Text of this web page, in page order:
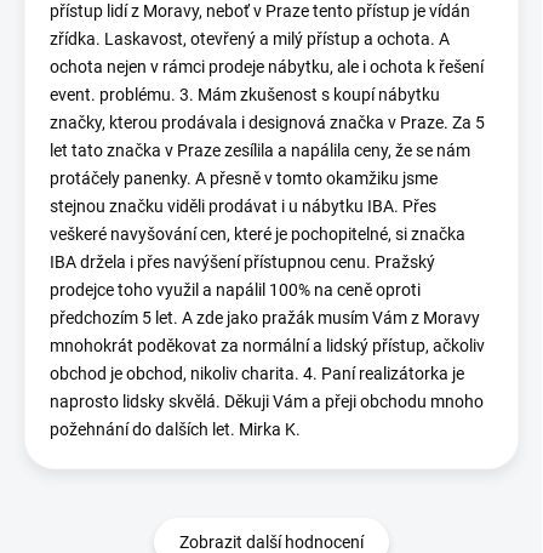
přístup lidí z Moravy, neboť v Praze tento přístup je vídán
zřídka. Laskavost, otevřený a milý přístup a ochota. A
ochota nejen v rámci prodeje nábytku, ale i ochota k řešení
event. problému. 3. Mám zkušenost s koupí nábytku
značky, kterou prodávala i designová značka v Praze. Za 5
let tato značka v Praze zesílila a napálila ceny, že se nám
protáčely panenky. A přesně v tomto okamžiku jsme
stejnou značku viděli prodávat i u nábytku IBA. Přes
veškeré navyšování cen, které je pochopitelné, si značka
IBA držela i přes navýšení přístupnou cenu. Pražský
prodejce toho využil a napálil 100% na ceně oproti
předchozím 5 let. A zde jako pražák musím Vám z Moravy
mnohokrát poděkovat za normální a lidský přístup, ačkoliv
obchod je obchod, nikoliv charita. 4. Paní realizátorka je
naprosto lidsky skvělá. Děkuji Vám a přeji obchodu mnoho
požehnání do dalších let. Mirka K.
Zobrazit další hodnocení